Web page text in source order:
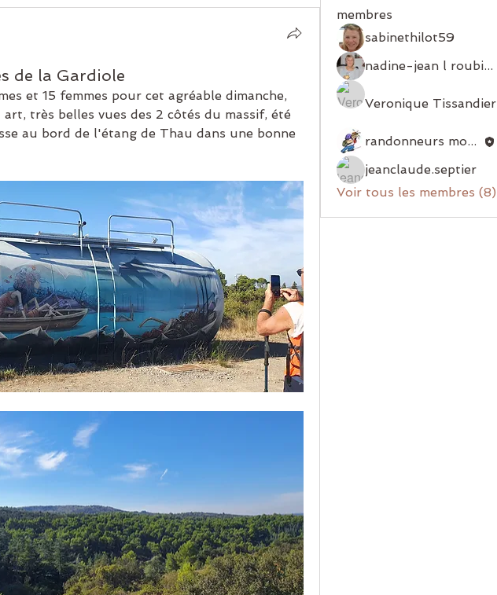
de la Gardiole
et 15 femmes pour cet agréable dimanche,
très belles vues des 2 côtés du massif, été
au bord de l'étang de Thau dans une bonne
membres
sabinethilot59
nadine-jean l roubiou
Veronique Tissandier
randonneurs montblanais
jeanclaude.septier
Voir tous les membres (8)